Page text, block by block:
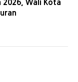
2026, Wali Kota